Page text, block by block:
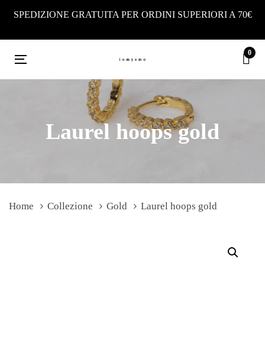
primary
navigation
Skip
SPEDIZIONE GRATUITA PER ORDINI SUPERIORI A 70€
0
Toggle
Laurel hoops gold
Home Collezione Gold Laurel hoops gold